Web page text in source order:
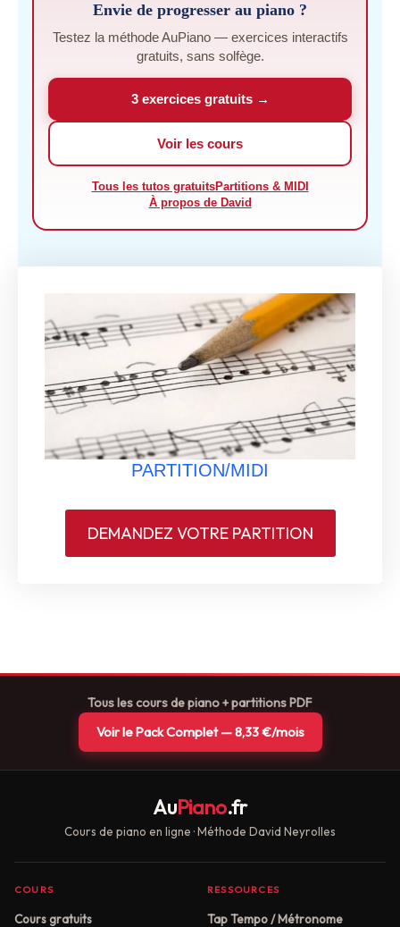
Envie de progresser au piano ?
Testez la méthode AuPiano — exercices interactifs
gratuits, sans solfège.
3 exercices gratuits →
Voir les cours
Tous les tutos gratuitsPartitions & MIDI
À propos de David
PARTITION/MIDI
DEMANDEZ VOTRE PARTITION
Tous les cours de piano + partitions PDF
Voir le Pack Complet — 8,33 €/mois
AuPiano.fr
Cours de piano en ligne · Méthode David Neyrolles
COURS
Cours gratuits
RESSOURCES
Tap Tempo / Métronome